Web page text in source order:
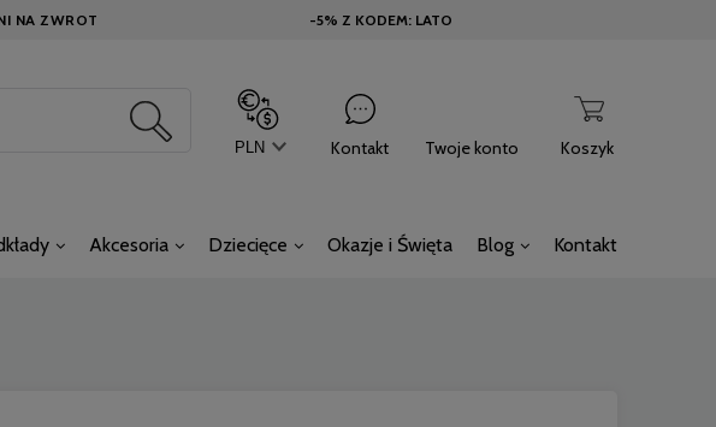
NA ZWROT -5% Z KODEM: LATO
Koszyk
Kontakt Twoje konto
Akcesoria Dziecięce Okazje i Święta Blog Kontakt